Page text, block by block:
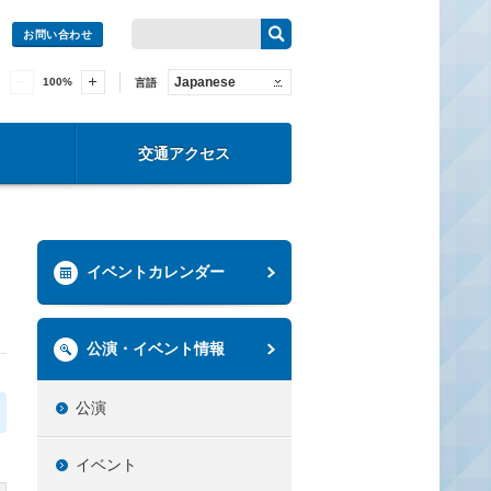
お問い合わせ
100% 言語 Japanese
交通アクセス
イベントカレンダー
公演・イベント情報
公演
イベント